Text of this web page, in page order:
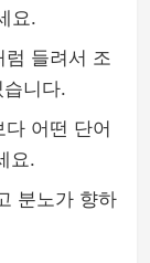
요.
럼 들려서 조
니다.
어떤 단어
요.
분노가 향하